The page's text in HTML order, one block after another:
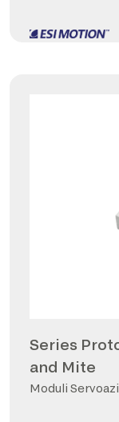
Series
and Mite
Moduli